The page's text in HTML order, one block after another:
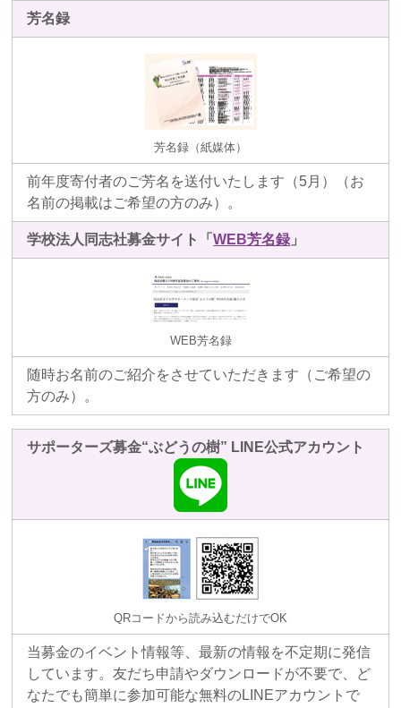
芳名録
芳名録（紙媒体）
前年度寄付者のご芳名を送付いたします（5月）（お
名前の掲載はご希望の方のみ）。
学校法人同志社募金サイト「WEB芳名録 」
WEB芳名録
随時お名前のご紹介をさせていただきます（ご希望の
方のみ）。
サポーターズ募金“ぶどうの樹” LINE公式アカウント
QRコードから読み込むだけでOK
当募金のイベント情報等、最新の情報を不定期に発信
しています。友だち申請やダウンロードが不要で、ど
なたでも簡単に参加可能な無料のLINEアカウントで